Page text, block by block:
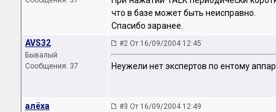
что в базе может быть неисправно.
Спасибо заранее.
AVS32
Бывалый
Сообщения: 37
#2 От 16/09/2004 12:45
Неужели нет экспертов по ентому
алёха #3 От 16/09/2004 12:49